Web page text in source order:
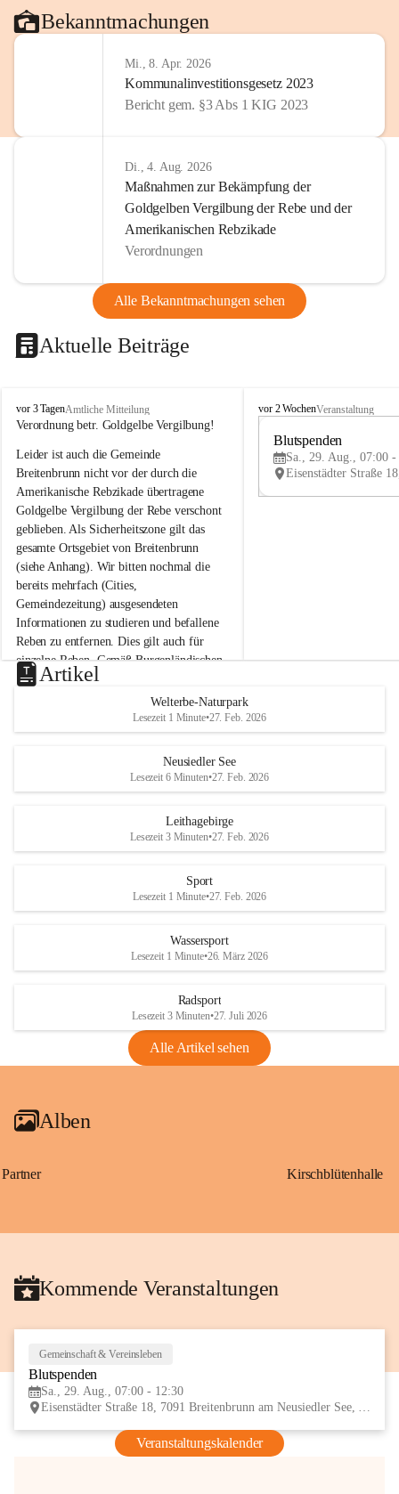
Bekanntmachungen
Mi., 8. Apr. 2026
Kommunalinvestitionsgesetz 2023
Bericht gem. §3 Abs 1 KIG 2023
Di., 4. Aug. 2026
Maßnahmen zur Bekämpfung der
Goldgelben Vergilbung der Rebe und der
Amerikanischen Rebzikade
Verordnungen
Alle Bekanntmachungen sehen
Aktuelle Beiträge
B
r
i
t
e
n
b
r
u
n
n
a
m
N
e
u
s
d
S
vor 3 TagenAmtliche Mitteilung
Verordnung betr. Goldgelbe Vergilbung!
Leider ist auch die Gemeinde
Breitenbrunn nicht vor der durch die
Amerikanische Rebzikade übertragene
Goldgelbe Vergilbung der Rebe verschont
geblieben. Als Sicherheitszone gilt das
gesamte Ortsgebiet von Breitenbrunn
(siehe Anhang). Wir bitten nochmal die
bereits mehrfach (Cities,
Gemeindezeitung) ausgesendeten
Informationen zu studieren und befallene
Reben zu entfernen. Dies gilt auch für
einzelne Reben. Gemäß Burgenländischen
Weinbaugesetz sind nicht gepflegte oder
unzulässige Weingärten zu roden! Bitte
helfen wir zusammen um unsere Winzer
vor den prognostizierten Ernteausfällen
und den daraus folgenden wirtschaftlichen
Maßnahmen zur Bekämpfung
Rebe und der Amerikanischen
Anhang VBl. EU Nr. 18
1 Seite•1,4 MB
VBl. EU Nr. 18_2026
B
e
u
e
d
r
S
vor 2 WochenVeranstaltung
Blutspenden
Sa., 29. Aug., 07:00 -
Artikel
Welterbe-Naturpark
Lesezeit 1 Minute•27. Feb. 2026
Neusiedler See
Lesezeit 6 Minuten•27. Feb. 2026
Leithagebirge
Lesezeit 3 Minuten•27. Feb. 2026
Sport
Lesezeit 1 Minute•27. Feb. 2026
Wassersport
Lesezeit 1 Minute•26. März 2026
Radsport
Lesezeit 3 Minuten•27. Juli 2026
Alle Artikel sehen
Alben
Partner Kirschblütenhalle
Kommende Veranstaltungen
Gemeinschaft & Vereinsleben
Blutspenden
Sa., 29. Aug., 07:00 - 12:30
Eisenstädter Straße 18, 7091 Breitenbrunn am Neusiedler See, AUT
Veranstaltungskalender